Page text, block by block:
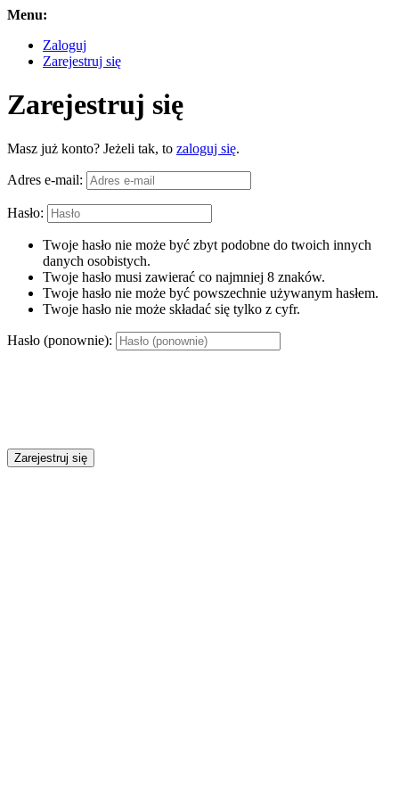
Menu:
Zaloguj
Zarejestruj się
Zarejestruj się
Masz już konto? Jeżeli tak, to zaloguj się.
Adres e-mail:
Hasło:
Twoje hasło nie może być zbyt podobne do twoich innych
danych osobistych.
Twoje hasło musi zawierać co najmniej 8 znaków.
Twoje hasło nie może być powszechnie używanym hasłem.
Twoje hasło nie może składać się tylko z cyfr.
Hasło (ponownie):
Zarejestruj się